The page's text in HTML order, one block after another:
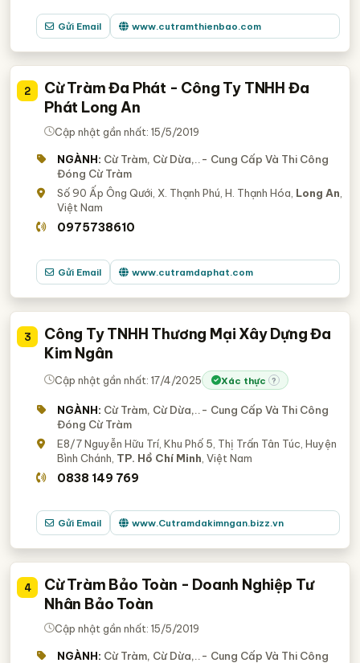
Gửi Email www.cutramthienbao.com
2
Cừ Tràm Đa Phát - Công Ty TNHH Đa
Phát Long An
Cập nhật gần nhất: 15/5/2019
NGÀNH: Cừ Tràm, Cừ Dừa,..- Cung Cấp Và Thi Công
Đóng Cừ Tràm
Số 90 Ấp Ông Qưới, X. Thạnh Phú, H. Thạnh Hóa, Long An
Việt Nam
0975738610
Gửi Email www.cutramdaphat.com
3
Công Ty TNHH Thương Mại Xây Dựng Đa
Kim Ngân
Cập nhật gần nhất: 17/4/2025 Xác thực ?
NGÀNH: Cừ Tràm, Cừ Dừa,..- Cung Cấp Và Thi Công
Đóng Cừ Tràm
E8/7 Nguyễn Hữu Trí, Khu Phố 5, Thị Trấn Tân Túc, Huyện
Bình Chánh, TP. Hồ Chí Minh , Việt Nam
0838 149 769
Gửi Email www.Cutramdakimngan.bizz.vn
4
Cừ Tràm Bảo Toàn - Doanh Nghiệp Tư
Nhân Bảo Toàn
Cập nhật gần nhất: 15/5/2019
NGÀNH: Cừ Tràm, Cừ Dừa,..- Cung Cấp Và Thi Công